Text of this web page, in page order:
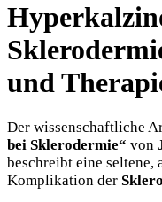
und
Der wissenschaftliche
bei Sklerodermie“ von
beschreibt eine seltene,
Komplikation der